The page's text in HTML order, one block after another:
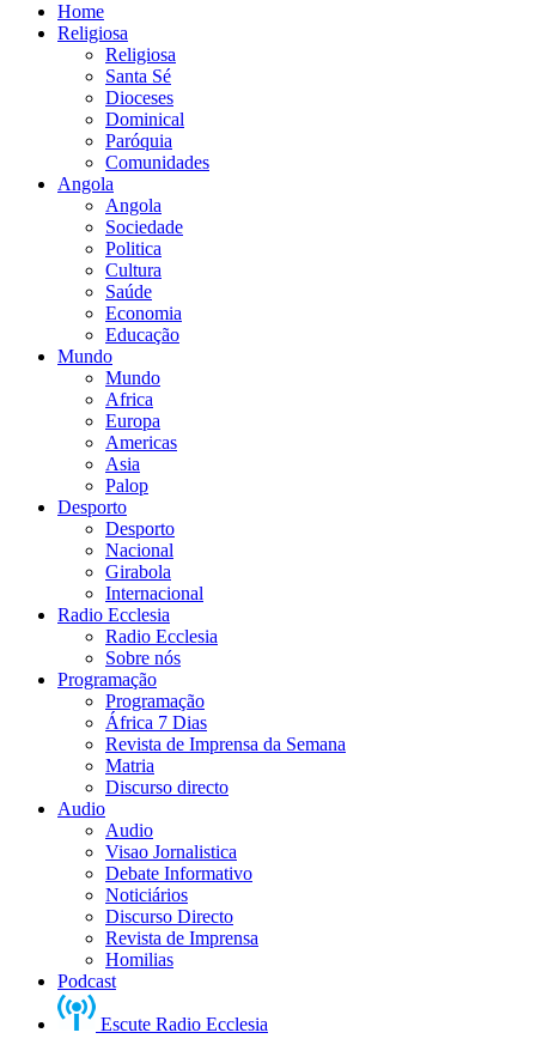
Home
Religiosa
Religiosa
Santa Sé
Dioceses
Dominical
Paróquia
Comunidades
Angola
Angola
Sociedade
Politica
Cultura
Saúde
Economia
Educação
Mundo
Mundo
Africa
Europa
Americas
Asia
Palop
Desporto
Desporto
Nacional
Girabola
Internacional
Radio Ecclesia
Radio Ecclesia
Sobre nós
Programação
Programação
África 7 Dias
Revista de Imprensa da Semana
Matria
Discurso directo
Audio
Audio
Visao Jornalistica
Debate Informativo
Noticiários
Discurso Directo
Revista de Imprensa
Homilias
Podcast
Escute Radio Ecclesia